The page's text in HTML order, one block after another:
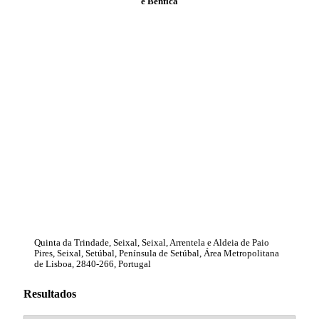
Quinta da Trindade, Seixal, Seixal, Arrentela e Aldeia de Paio
Pires, Seixal, Setúbal, Península de Setúbal, Área Metropolitana
de Lisboa, 2840-266, Portugal
Resultados